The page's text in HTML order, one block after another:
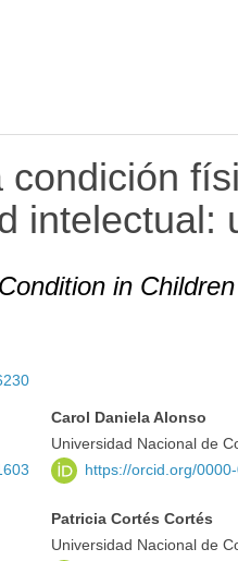
condición
intelectual:
in
Carol Daniela Alonso
Universidad Nacional de
https://orcid.org/
Patricia Cortés Cortés
Universidad Nacional de